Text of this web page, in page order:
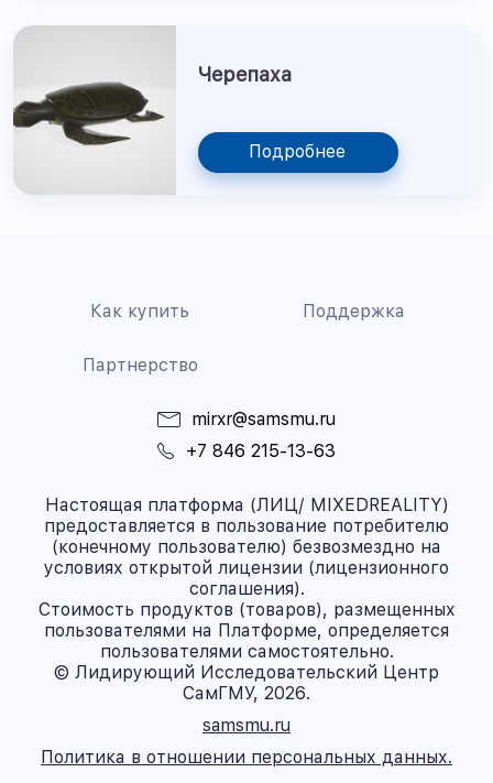
Черепаха
Подробнее
Как купить Поддержка
Партнерство
mirxr@samsmu.ru
+7 846 215-13-63
Настоящая платформа (ЛИЦ/ MIXEDREALITY)
предоставляется в пользование потребителю
(конечному пользователю) безвозмездно на
условиях открытой лицензии (лицензионного
соглашения).
Стоимость продуктов (товаров), размещенных
пользователями на Платформе, определяется
пользователями самостоятельно.
© Лидирующий Исследовательский Центр
СамГМУ, 2026.
samsmu.ru
Политика в отношении персональных данных.